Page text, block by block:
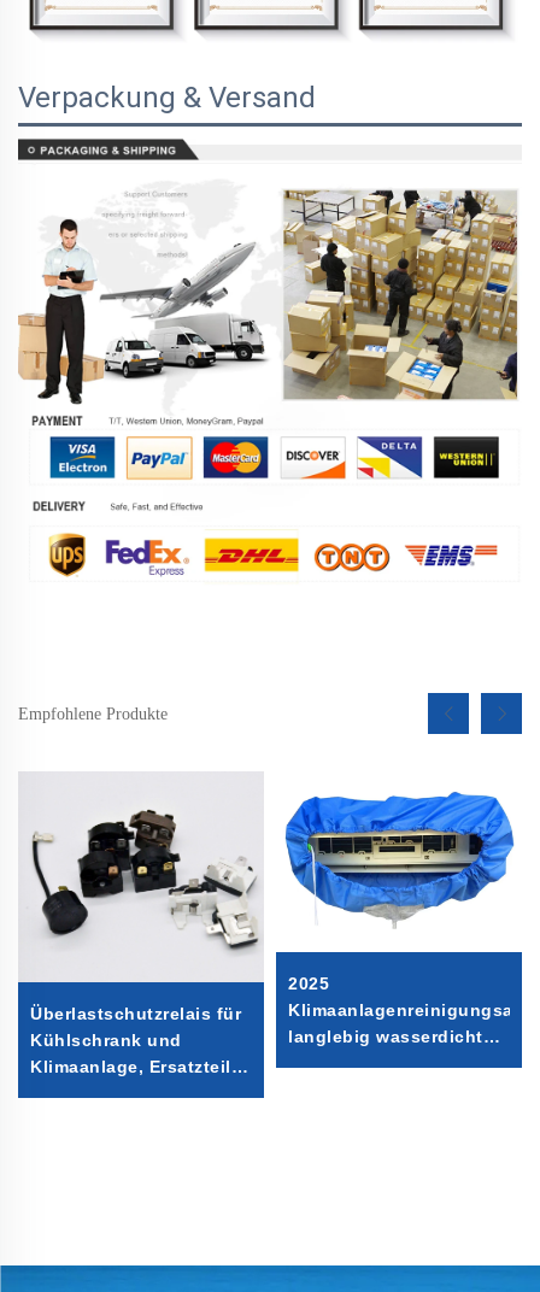
Verpackung & Versand
Empfohlene Produkte
Überlastschutzrelais für
Kühlschrank und
Klimaanlage, Ersatzteil
für Kühlschrank 4TM-B
2025
langlebig wasserdichtes